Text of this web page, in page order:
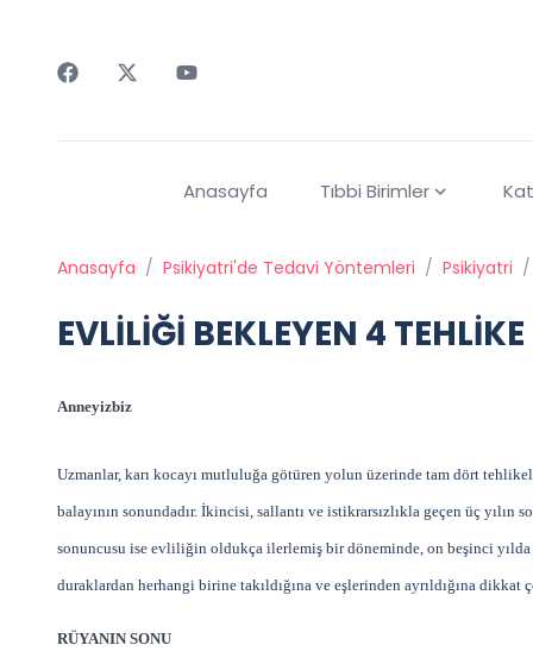
Anasayfa Tıbbi Birimler
Anasayfa / Psikiyatri'de Tedavi Yöntemleri / Psikiyatri /
EVLİLİĞİ BEKLEYEN 4 TEHLİKE
Anneyizbiz
Uzmanlar, karı kocayı mutluluğa götüren yolun üzerinde tam dört
balayının sonundadır. İkincisi, sallantı ve istikrarsızlıkla geçen üç yılın
sonuncusu ise evliliğin oldukça ilerlemiş bir döneminde, on beşinci
duraklardan herhangi birine takıldığına ve eşlerinden ayrıldığına dikkat
RÜYANIN SONU